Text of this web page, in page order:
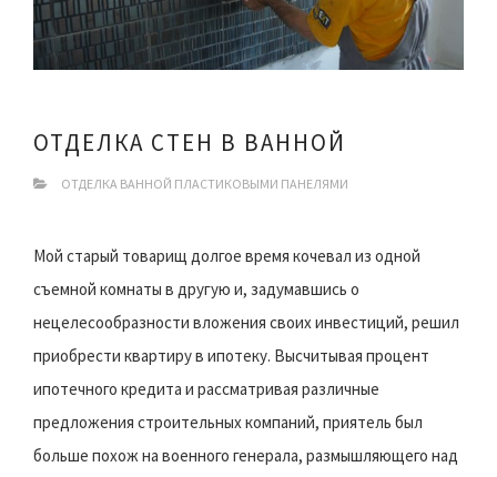
ОТДЕЛКА СТЕН В ВАННОЙ
ОТДЕЛКА ВАННОЙ ПЛАСТИКОВЫМИ ПАНЕЛЯМИ
Мой старый товарищ долгое время кочевал из одной
съемной комнаты в другую и, задумавшись о
нецелесообразности вложения своих инвестиций, решил
приобрести квартиру в ипотеку. Высчитывая процент
ипотечного кредита и рассматривая различные
предложения строительных компаний, приятель был
больше похож на военного генерала, размышляющего над